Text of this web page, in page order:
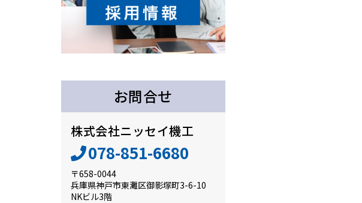
お問合せ
株式会社ニッセイ機工
078-851-6680
〒658-0044
兵庫県神戸市東灘区御影塚町3-6-10
NKビル3階